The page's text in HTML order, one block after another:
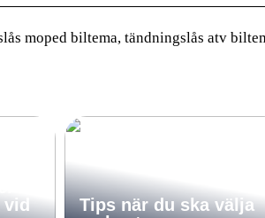
moped biltema, tändningslås atv
vid
Tips när du ska välja